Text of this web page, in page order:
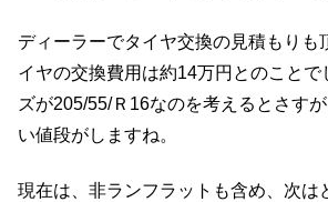
ディーラーでタイヤ交換の見積もりも
イヤの交換費用は約14万円とのことで
ズが205/55/Ｒ16なのを考えるとさす
い値段がしますね。
現在は、非ランフラットも含め、次は